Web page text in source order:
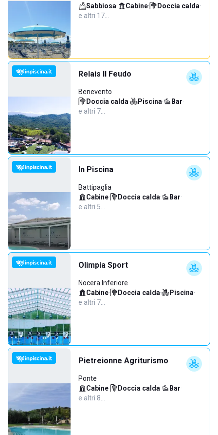
Sabbiosa· Cabine· Doccia calda·
e altri 17…
Relais Il Feudo
Benevento
Doccia calda· Piscina· Bar·
e altri 7…
In Piscina
Battipaglia
Cabine· Doccia calda· Bar·
e altri 5…
Olimpia Sport
Nocera Inferiore
Cabine· Doccia calda· Piscina·
e altri 7…
Pietreionne Agriturismo
Ponte
Cabine· Doccia calda· Bar·
e altri 8…